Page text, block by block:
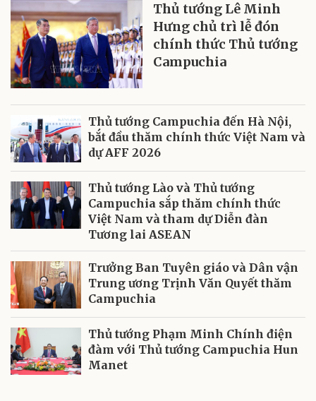
Thủ tướng Lê Minh
Hưng chủ trì lễ đón
chính thức Thủ tướng
Campuchia
Thủ tướng Campuchia đến Hà Nội,
bắt đầu thăm chính thức Việt Nam và
dự AFF 2026
Thủ tướng Lào và Thủ tướng
Campuchia sắp thăm chính thức
Việt Nam và tham dự Diễn đàn
Tương lai ASEAN
Trưởng Ban Tuyên giáo và Dân vận
Trung ương Trịnh Văn Quyết thăm
Campuchia
Thủ tướng Phạm Minh Chính điện
đàm với Thủ tướng Campuchia Hun
Manet